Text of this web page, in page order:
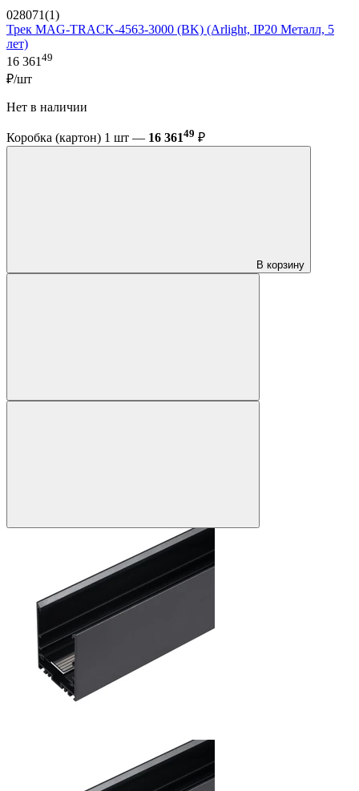
028071(1)
Трек MAG-TRACK-4563-3000 (BK) (Arlight, IP20 Металл, 5
лет)
16 36149
₽/шт
Нет в наличии
Коробка (картон) 1 шт — 16 36149 ₽
В корзину